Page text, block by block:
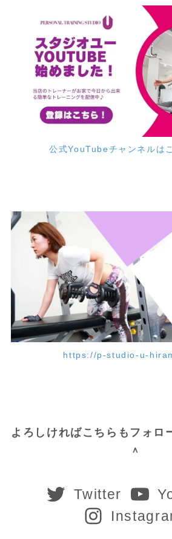
公式YouTubeチャンネルは
https://p-studio-u-
よろしければこちらもフォロ
＾
Twitter